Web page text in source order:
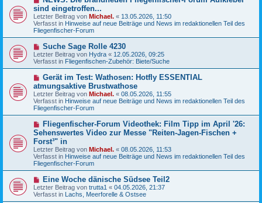
e
i
t
r
a
g
u
e
r
B
e
t
r
a
g
sind eingetroffen...
Letzter Beitrag von Michael. « 13.05.2026, 11:50
Verfasst in Hinweise auf neue Beiträge und News im redaktionellen Teil des
Fliegenfischer-Forum
N
e
u
e
B
e
i
t
r
a
g
Suche Sage Rolle 4230
Letzter Beitrag von Hydra « 12.05.2026, 09:25
Verfasst in Fliegenfischen-Zubehör: Biete/Suche
N
u
e
r
B
e
t
r
a
g
Gerät im Test: Wathosen: Hotfly ESSENTIAL
atmungsaktive Brustwathose
Letzter Beitrag von Michael. « 08.05.2026, 11:55
Verfasst in Hinweise auf neue Beiträge und News im redaktionellen Teil des
Fliegenfischer-Forum
N
e
u
e
r
B
e
i
r
a
Fliegenfischer-Forum Videothek: Film Tipp im April '26:
Sehenswertes Video zur Messe "Reiten-Jagen-Fischen +
Forst³" in
Letzter Beitrag von Michael. « 08.05.2026, 11:53
Verfasst in Hinweise auf neue Beiträge und News im redaktionellen Teil des
Fliegenfischer-Forum
N
e
u
e
Eine Woche dänische Südsee Teil2
Letzter Beitrag von trutta1 « 04.05.2026, 21:37
Verfasst in Lachs, Meerforelle & Ostsee